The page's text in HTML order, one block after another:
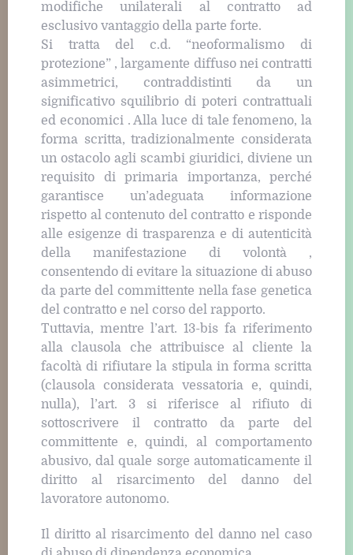
modifiche unilaterali al contratto ad
esclusivo vantaggio della parte forte.
Si tratta del c.d. “neoformalismo di
protezione” , largamente diffuso nei contratti
asimmetrici, contraddistinti da un
significativo squilibrio di poteri contrattuali
ed economici . Alla luce di tale fenomeno, la
forma scritta, tradizionalmente considerata
un ostacolo agli scambi giuridici, diviene un
requisito di primaria importanza, perché
garantisce un’adeguata informazione
rispetto al contenuto del contratto e risponde
alle esigenze di trasparenza e di autenticità
della manifestazione di volontà ,
consentendo di evitare la situazione di abuso
da parte del committente nella fase genetica
del contratto e nel corso del rapporto.
Tuttavia, mentre l’art. 13-bis fa riferimento
alla clausola che attribuisce al cliente la
facoltà di rifiutare la stipula in forma scritta
(clausola considerata vessatoria e, quindi,
nulla), l’art. 3 si riferisce al rifiuto di
sottoscrivere il contratto da parte del
committente e, quindi, al comportamento
abusivo, dal quale sorge automaticamente il
diritto al risarcimento del danno del
lavoratore autonomo.
Il diritto al risarcimento del danno nel caso